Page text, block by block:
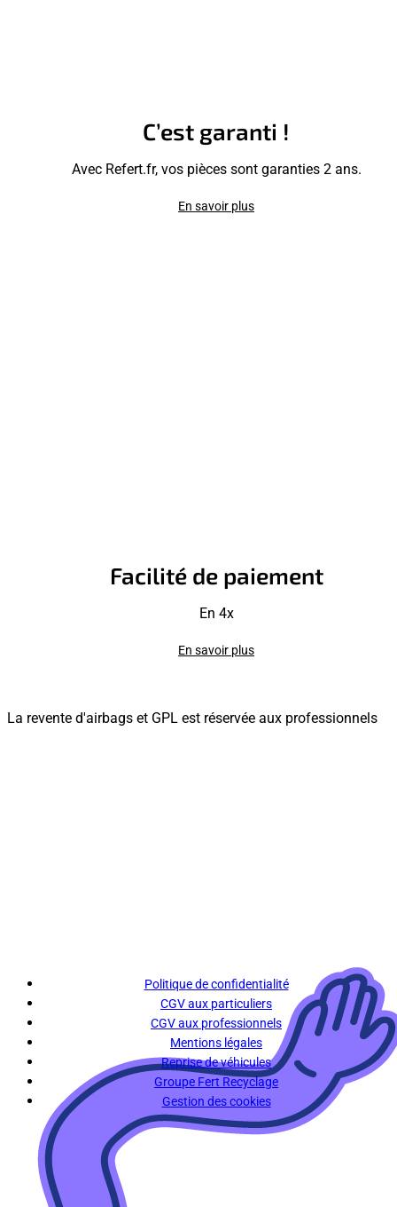
C’est garanti !
Avec Refert.fr, vos pièces sont garanties 2 ans.
En savoir plus
Facilité de paiement
En 4x
En savoir plus
La revente d'airbags et GPL est réservée aux professionnels
Politique de confidentialité
CGV aux particuliers
CGV aux professionnels
Mentions légales
Reprise de véhicules
Groupe Fert Recyclage
Gestion des cookies